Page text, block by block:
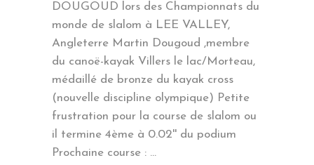
DOUGOUD lors des Championnats du
monde de slalom à LEE VALLEY,
Angleterre Martin Dougoud ,membre
du canoë-kayak Villers le lac/Morteau,
médaillé de bronze du kayak cross
(nouvelle discipline olympique) Petite
frustration pour la course de slalom ou
il termine 4ème à 0.02'' du podium
Prochaine course :